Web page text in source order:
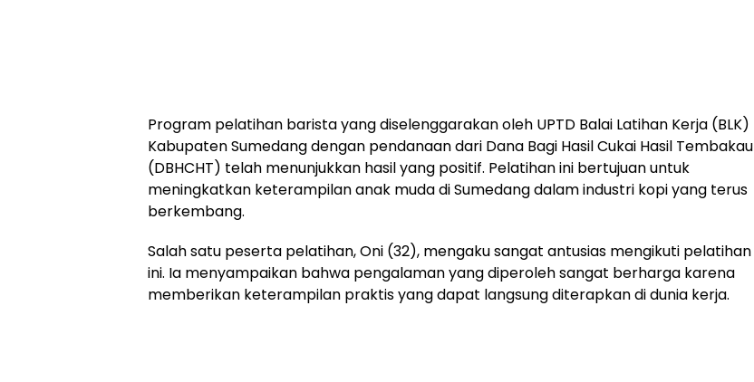
Program pelatihan barista yang diselenggarakan oleh UPTD Balai Latihan Kerja (BLK)
Kabupaten Sumedang dengan pendanaan dari Dana Bagi Hasil Cukai Hasil Tembakau
(DBHCHT) telah menunjukkan hasil yang positif. Pelatihan ini bertujuan untuk
meningkatkan keterampilan anak muda di Sumedang dalam industri kopi yang terus
berkembang.
Salah satu peserta pelatihan, Oni (32), mengaku sangat antusias mengikuti pelatihan
ini. Ia menyampaikan bahwa pengalaman yang diperoleh sangat berharga karena
memberikan keterampilan praktis yang dapat langsung diterapkan di dunia kerja.